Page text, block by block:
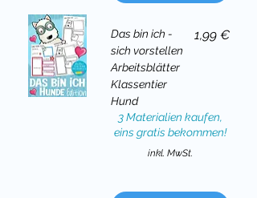
Das bin ich -
sich vorstellen
Arbeitsblätter
Klassentier
Hund
Preis
1,99 €
3 Materialien kaufen,
eins gratis bekommen!
inkl. MwSt.